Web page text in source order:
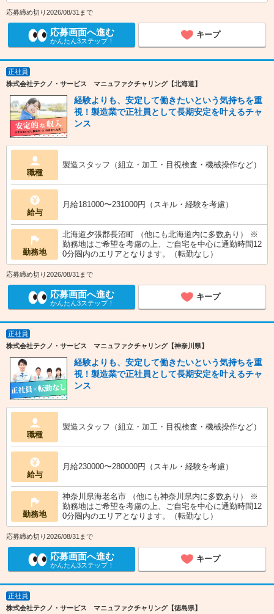
応募締め切り2026/08/31まで
応募画面へ進む
かんたん3ステップ！
キープ
正社員
株式会社テクノ・サービス マニュファクチャリング【北海道】
経験よりも、安定して働きたいという気持ちを重
視！製造業で正社員として長期安定を叶えるチャ
ンス
職種
製造スタッフ（組立・加工・目視検査・機械操作など）
給与
月給181000〜231000円（スキル・経験を考慮）
勤務地
北海道夕張郡長沼町 （他にも北海道内に多数あり） ※
勤務地はご希望を考慮の上、ご自宅を中心に通勤時間12
0分圏内のエリアとなります。（転勤なし）
応募締め切り2026/08/31まで
応募画面へ進む
かんたん3ステップ！
キープ
正社員
株式会社テクノ・サービス マニュファクチャリング【神奈川県】
経験よりも、安定して働きたいという気持ちを重
視！製造業で正社員として長期安定を叶えるチャ
ンス
職種
製造スタッフ（組立・加工・目視検査・機械操作など）
給与
月給230000〜280000円（スキル・経験を考慮）
勤務地
神奈川県海老名市 （他にも神奈川県内に多数あり） ※
勤務地はご希望を考慮の上、ご自宅を中心に通勤時間12
0分圏内のエリアとなります。（転勤なし）
応募締め切り2026/08/31まで
応募画面へ進む
かんたん3ステップ！
キープ
正社員
株式会社テクノ・サービス マニュファクチャリング【徳島県】